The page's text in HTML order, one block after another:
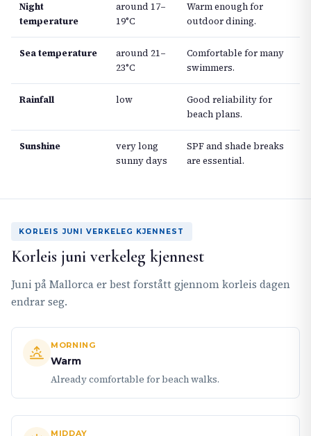
Night
temperature
around 17–
19°C
Warm enough for
outdoor dining.
Sea temperature
around 21–
23°C
Comfortable for many
swimmers.
Rainfall low
Good reliability for
beach plans.
Sunshine
very long
sunny days
SPF and shade breaks
are essential.
KORLEIS JUNI VERKELEG KJENNEST
Korleis juni verkeleg kjennest
Juni på Mallorca er best forstått gjennom korleis dagen
endrar seg.
MORNING
Warm
Already comfortable for beach walks.
MIDDAY